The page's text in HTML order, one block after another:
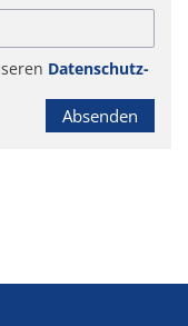
Datenschutz-
Absenden